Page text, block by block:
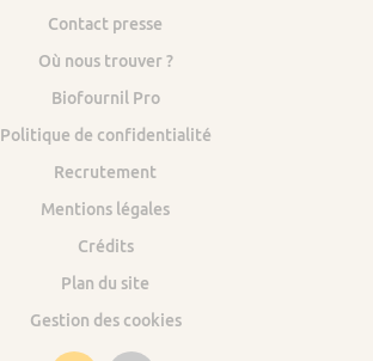
Contact presse
Où nous trouver ?
Biofournil Pro
Politique de confidentialité
Recrutement
Mentions légales
Crédits
Plan du site
Gestion des cookies